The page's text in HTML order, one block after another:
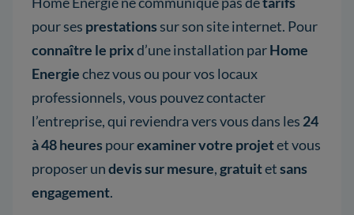
pour ses prestations sur son site internet. Pour
connaître le prixd’une installation parHome
Energiechez vous ou pour vos locaux
professionnels, vous pouvez contacter
l’entreprise, qui reviendra vers vous dans les 24
à 48 heures pourexaminer votre projetet vous
proposer undevis sur mesure,gratuitetsans
engagement.